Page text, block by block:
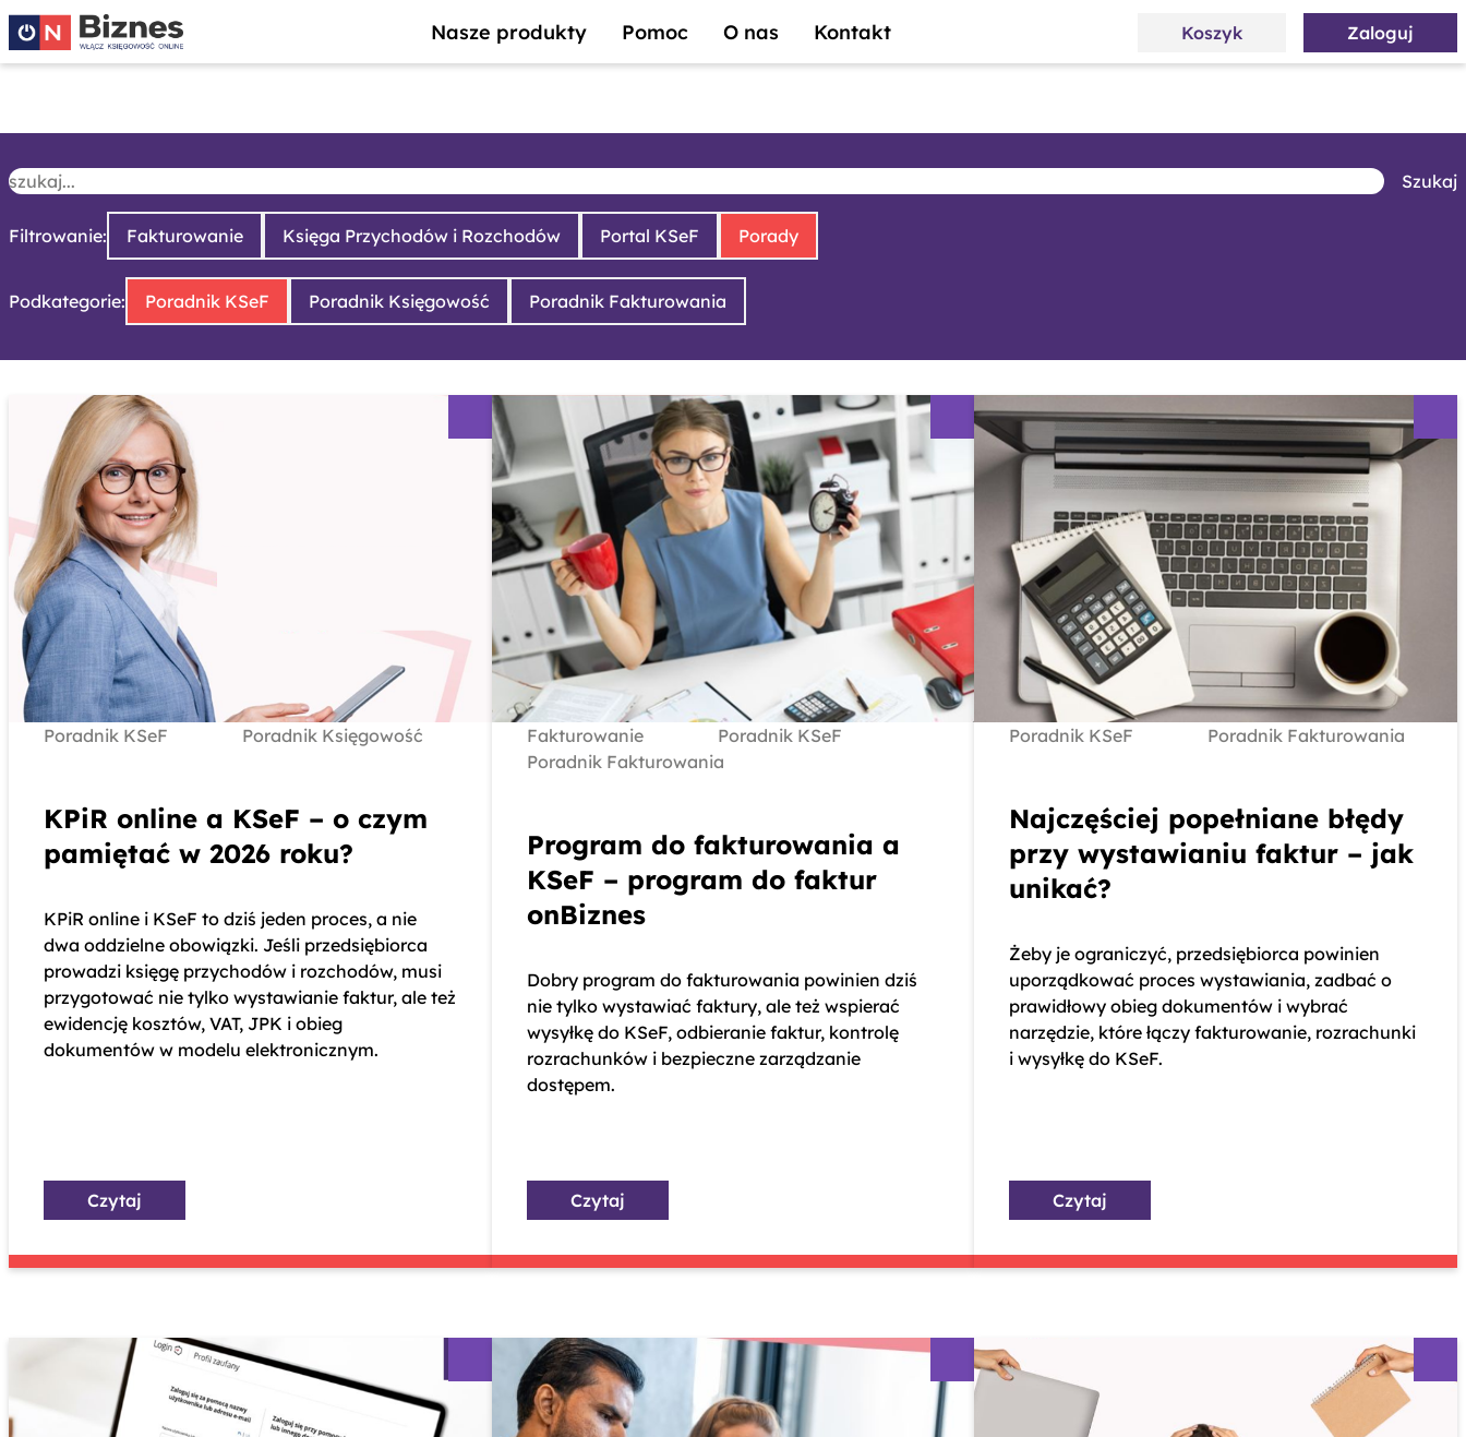
Nasze produkty Pomoc O nas Kontakt Koszyk Zaloguj
Szukaj
Filtrowanie: Fakturowanie Księga Przychodów i Rozchodów Portal KSeF Porady
Podkategorie: Poradnik KSeF Poradnik Księgowość Poradnik Fakturowania
Poradnik KSeF Poradnik Księgowość
KPiR online a KSeF – o czym
pamiętać w 2026 roku?
KPiR online i KSeF to dziś jeden proces, a nie
dwa oddzielne obowiązki. Jeśli przedsiębiorca
prowadzi księgę przychodów i rozchodów, musi
przygotować nie tylko wystawianie faktur, ale też
ewidencję kosztów, VAT, JPK i obieg
dokumentów w modelu elektronicznym.
Czytaj
Fakturowanie
Poradnik KSeF
Poradnik Fakturowania
Program do fakturowania a
KSeF – program do faktur
onBiznes
Dobry program do fakturowania powinien dziś
nie tylko wystawiać faktury, ale też wspierać
wysyłkę do KSeF, odbieranie faktur, kontrolę
rozrachunków i bezpieczne zarządzanie
dostępem.
Czytaj
Poradnik KSeF Poradnik Fakturowania
Najczęściej popełniane błędy
przy wystawianiu faktur – jak
unikać?
Żeby je ograniczyć, przedsiębiorca powinien
uporządkować proces wystawiania, zadbać o
prawidłowy obieg dokumentów i wybrać
narzędzie, które łączy fakturowanie, rozrachunki
i wysyłkę do KSeF.
Czytaj